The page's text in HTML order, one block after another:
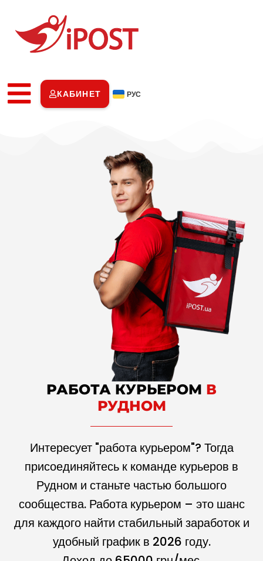
КАБИНЕТ РУС
РАБОТА КУРЬЕРОМ В
РУДНОМ
Интересует "работа курьером"? Тогда
присоединяйтесь к команде курьеров в
Рудном и станьте частью большого
сообщества. Работа курьером – это шанс
для каждого найти стабильный заработок и
удобный график в 2026 году.